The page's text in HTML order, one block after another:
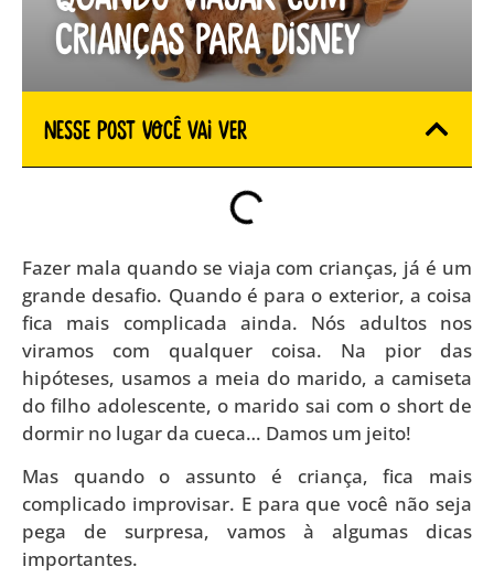
crianças para Disney
Nesse Post você vai ver
Fazer mala quando se viaja com crianças, já é um
grande desafio. Quando é para o exterior, a coisa
fica mais complicada ainda. Nós adultos nos
viramos com qualquer coisa. Na pior das
hipóteses, usamos a meia do marido, a camiseta
do filho adolescente, o marido sai com o short de
dormir no lugar da cueca… Damos um jeito!
Mas quando o assunto é criança, fica mais
complicado improvisar. E para que você não seja
pega de surpresa, vamos à algumas dicas
importantes.